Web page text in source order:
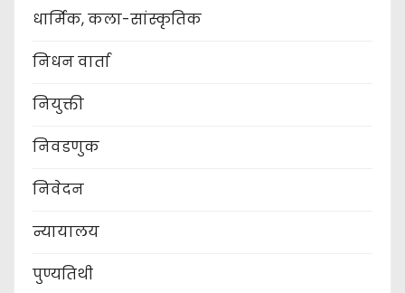
धार्मिक, कला-सांस्कृतिक
निधन वार्ता
नियुक्ती
निवडणुक
निवेदन
न्यायालय
पुण्यतिथी